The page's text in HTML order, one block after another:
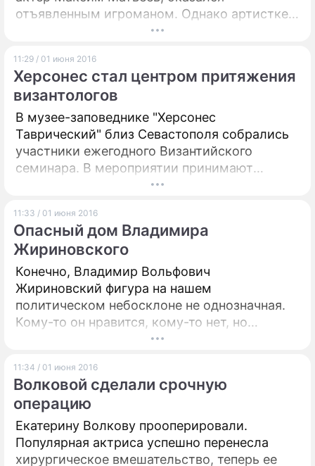
отъявленным игроманом. Однако артистке
удалось спасти супруга от опасной
11:29 / 01 июня 2016
Херсонес стал центром притяжения
византологов
В музее-заповеднике "Херсонес
Таврический" близ Севастополя собрались
участники ежегодного Византийского
семинара. В мероприятии принимают
участие более трех десятков ученых,
Петербурга, Волгограда и других городов
России. Вместе с коллегами они будут
обсуждают политическую, историческую и
культурную роль Херсонеса в Византийской
империи.
11:33 / 01 июня 2016
Опасный дом Владимира
Жириновского
Конечно, Владимир Вольфович
Жириновский фигура на нашем
политическом небосклоне не однозначная.
Кому-то он нравится, кому-то нет, но
равнодушными точно никого он оставить не
правда такой чудаковатый, или только
притворяется клоуном, как про него многие
говорят. Ответы на этот вопрос с
астрологической точки зрения дает
астролог Центра прогнозирования и
психологии "АструС" Михаил Чистяков.
11:34 / 01 июня 2016
Волковой сделали срочную
операцию
Екатерину Волкову прооперировали.
Популярная актриса успешно перенесла
хирургическое вмешательство, теперь ее